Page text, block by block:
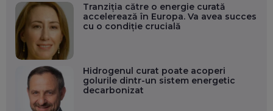
Tranziția către o energie curată
accelerează în Europa. Va avea succes
cu o condiție crucială
Hidrogenul curat poate acoperi
golurile dintr-un sistem energetic
decarbonizat